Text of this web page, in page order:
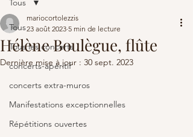
Tous
Tous les concerts
concerts-apéritif
concerts extra-muros
Manifestations exceptionnelles
Répétitions ouvertes
Tous
Hélène Boulègue, flûte
mariocortolezzis
23 août 2023 5 min de lecture
Dernière mise à jour : 30 sept. 2023